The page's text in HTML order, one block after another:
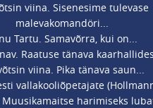
viina. Sisenesime tulevase
malevakomandöri...
Tartu. Samavõrra, kui on...
Raatuse tänava
viina. Pika tänava saun...
vallakooliõpetajate
harimiseks